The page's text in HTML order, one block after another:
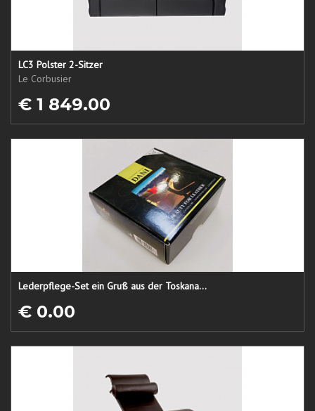
LC3 Polster 2-Sitzer
Le Corbusier
€ 1 849.00
Lederpflege-Set ein Gruß aus der Toskana...
€ 0.00